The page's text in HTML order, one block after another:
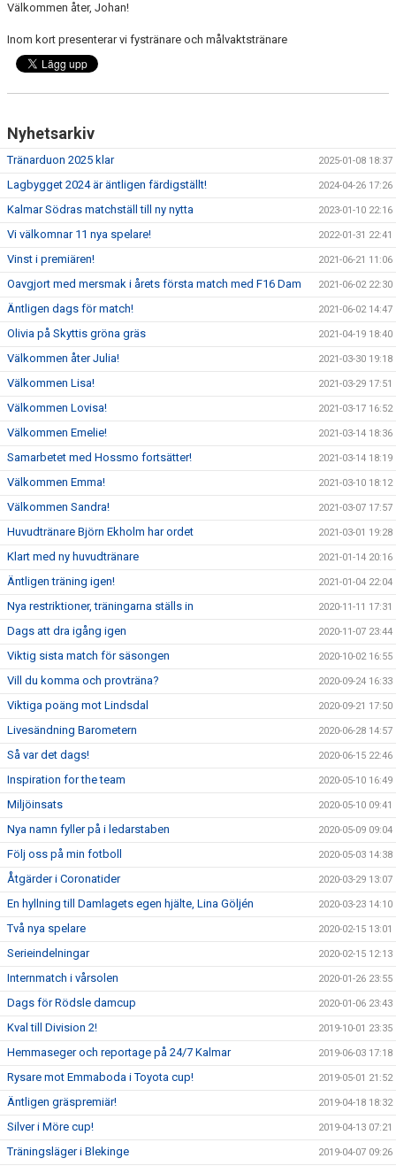
Välkommen åter, Johan!
Inom kort presenterar vi fystränare och målvaktstränare
Nyhetsarkiv
Tränarduon 2025 klar 2025-01-08 18:37
Lagbygget 2024 är äntligen färdigställt! 2024-04-26 17:26
Kalmar Södras matchställ till ny nytta 2023-01-10 22:16
Vi välkomnar 11 nya spelare! 2022-01-31 22:41
Vinst i premiären! 2021-06-21 11:06
Oavgjort med mersmak i årets första match med F16 Dam 2021-06-02 22:30
Äntligen dags för match! 2021-06-02 14:47
Olivia på Skyttis gröna gräs 2021-04-19 18:40
Välkommen åter Julia! 2021-03-30 19:18
Välkommen Lisa! 2021-03-29 17:51
Välkommen Lovisa! 2021-03-17 16:52
Välkommen Emelie! 2021-03-14 18:36
Samarbetet med Hossmo fortsätter! 2021-03-14 18:19
Välkommen Emma! 2021-03-10 18:12
Välkommen Sandra! 2021-03-07 17:57
Huvudtränare Björn Ekholm har ordet 2021-03-01 19:28
Klart med ny huvudtränare 2021-01-14 20:16
Äntligen träning igen! 2021-01-04 22:04
Nya restriktioner, träningarna ställs in 2020-11-11 17:31
Dags att dra igång igen 2020-11-07 23:44
Viktig sista match för säsongen 2020-10-02 16:55
Vill du komma och provträna? 2020-09-24 16:33
Viktiga poäng mot Lindsdal 2020-09-21 17:50
Livesändning Barometern 2020-06-28 14:57
Så var det dags! 2020-06-15 22:46
Inspiration for the team 2020-05-10 16:49
Miljöinsats 2020-05-10 09:41
Nya namn fyller på i ledarstaben 2020-05-09 09:04
Följ oss på min fotboll 2020-05-03 14:38
Åtgärder i Coronatider 2020-03-29 13:07
En hyllning till Damlagets egen hjälte, Lina Göljén 2020-03-23 14:10
Två nya spelare 2020-02-15 13:01
Serieindelningar 2020-02-15 12:13
Internmatch i vårsolen 2020-01-26 23:55
Dags för Rödsle damcup 2020-01-06 23:43
Kval till Division 2! 2019-10-01 23:35
Hemmaseger och reportage på 24/7 Kalmar 2019-06-03 17:18
Rysare mot Emmaboda i Toyota cup! 2019-05-01 21:52
Äntligen gräspremiär! 2019-04-18 18:32
Silver i Möre cup! 2019-04-13 07:21
Träningsläger i Blekinge 2019-04-07 09:26